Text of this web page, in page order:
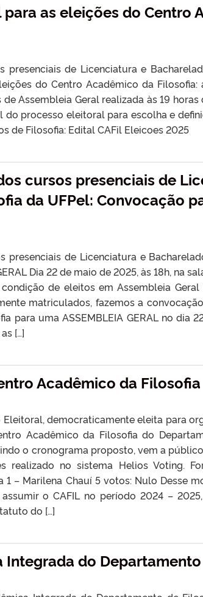
as eleições do Centro
de Licenciatura e
do Centro Acadêmico da Filosofia:
Assembleia Geral realizada às 19
processo eleitoral para escolha e
de Filosofia: Edital CAFil Eleicoes 2025
cursos presenciais de
da UFPel: Convocação
presenciais de Licenciatura e
Dia 22 de maio de 2025, às 18h, na
de eleitos em Assembleia
matriculados, fazemos a
para uma ASSEMBLEIA GERAL no dia
[…]
Acadêmico da Filosofia
Eleitoral, democraticamente eleita para
Acadêmico da Filosofia do
o cronograma proposto, vem a
realizado no sistema Helios Voting.
1 – Marilena Chauí 5 votos: Nulo Desse
o CAFIL no período 2024 –
do […]
Integrada do